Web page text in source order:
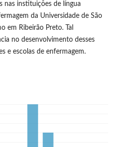
nas instituições de língua
da Universidade de São
em Ribeirão Preto. Tal
no desenvolvimento desses
e escolas de enfermagem.